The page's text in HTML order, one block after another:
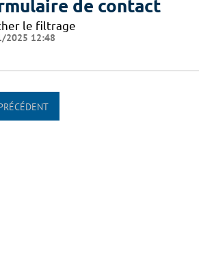
de contact
le filtrage
2025 12:48